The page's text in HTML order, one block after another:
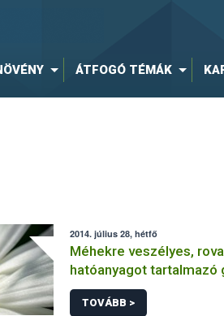
ÁTFOGÓ TÉMÁK
2014. július 28, hétfő
Méhekre veszélyes,
hatóanyagot tartalmazó
növényvédő szert vont ki
forgalomból a NÉBIH
TOVÁBB >